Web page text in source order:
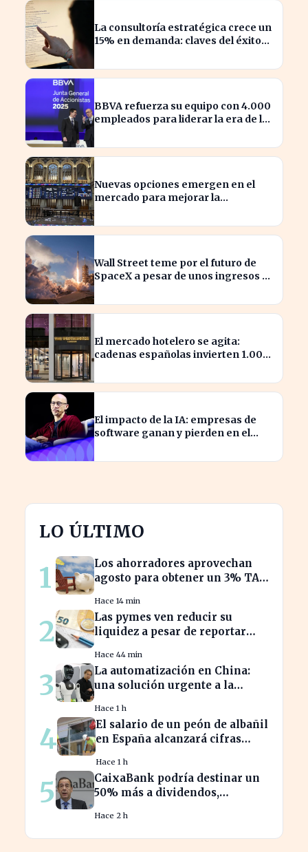
La consultoría estratégica crece un
15% en demanda: claves del éxito
BBVA refuerza su equipo con 4.000
empleados para liderar la era de la
Nuevas opciones emergen en el
mercado para mejorar la
Wall Street teme por el futuro de
SpaceX a pesar de unos ingresos de
El mercado hotelero se agita:
cadenas españolas invierten 1.000
El impacto de la IA: empresas de
software ganan y pierden en el
LO ÚLTIMO
1
Los ahorradores aprovechan
agosto para obtener un 3% TAE
Hace 14 min
2
Las pymes ven reducir su
liquidez a pesar de reportar
trimestre
Hace 44 min
3
La automatización en China:
una solución urgente a la
Hace 1 h
4
El salario de un peón de albañil
en España alcanzará cifras
Hace 1 h
5
CaixaBank podría destinar un
50% más a dividendos,
accionistas
Hace 2 h